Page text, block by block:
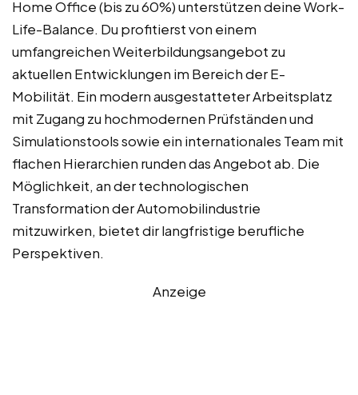
Home Office (bis zu 60%) unterstützen deine Work-
Life-Balance. Du profitierst von einem
umfangreichen Weiterbildungsangebot zu
aktuellen Entwicklungen im Bereich der E-
Mobilität. Ein modern ausgestatteter Arbeitsplatz
mit Zugang zu hochmodernen Prüfständen und
Simulationstools sowie ein internationales Team mit
flachen Hierarchien runden das Angebot ab. Die
Möglichkeit, an der technologischen
Transformation der Automobilindustrie
mitzuwirken, bietet dir langfristige berufliche
Perspektiven.
Anzeige